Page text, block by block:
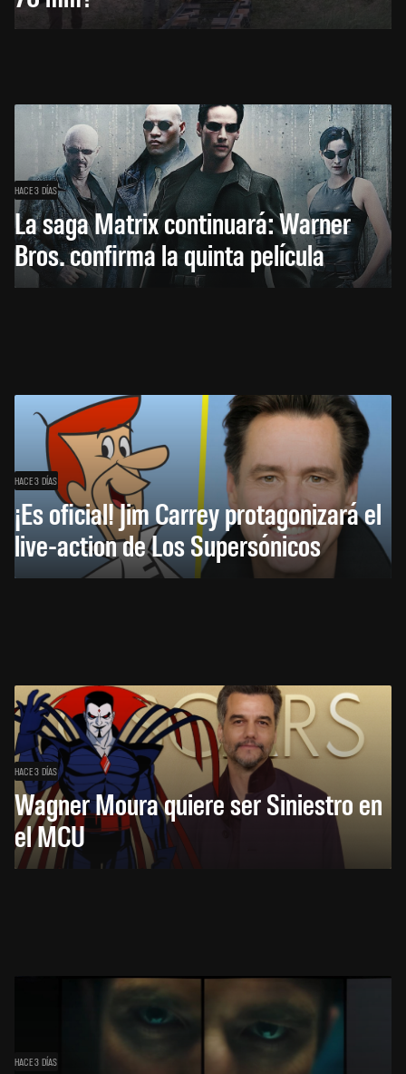
HACE 3 DÍAS
La saga Matrix continuará: Warner
Bros. confirma la quinta película
HACE 3 DÍAS
¡Es oficial! Jim Carrey protagonizará el
live-action de Los Supersónicos
HACE 3 DÍAS
Wagner Moura quiere ser Siniestro en
el MCU
HACE 3 DÍAS